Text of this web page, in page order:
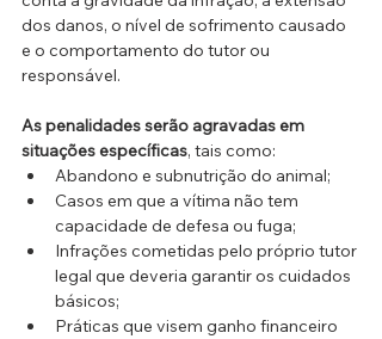
dos danos, o nível de sofrimento causado
e o comportamento do tutor ou
responsável.
As penalidades serão agravadas em
situações específicas, tais como:
Abandono e subnutrição do animal;
Casos em que a vítima não tem
capacidade de defesa ou fuga;
Infrações cometidas pelo próprio tutor
legal que deveria garantir os cuidados
básicos;
Práticas que visem ganho financeiro